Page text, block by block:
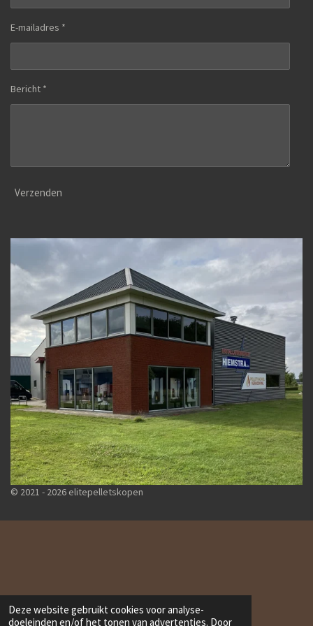
Deze website gebruikt cookies voor analyse-
doeleinden en/of het tonen van advertenties. Door
E-mailadres *
Bericht *
Verzenden
© 2021 - 2026 elitepelletskopen